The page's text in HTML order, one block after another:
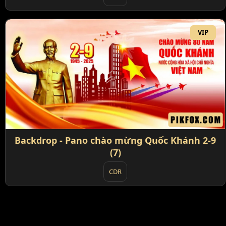
VIP
Backdrop - Pano chào mừng Quốc Khánh 2-9
(7)
CDR